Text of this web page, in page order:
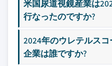
9.6.1 南アフリカ
9.6.2 サウジアラ
9.6.3 アラブ首長
ムアップ手法を採用
焦点を当てており、
るものではありません
競合環境には以下も含ま
米国尿道視鏡産業は
行なったのですか?
2024年のウレテルス
企業は誰ですか?